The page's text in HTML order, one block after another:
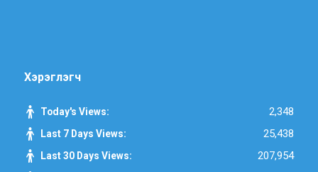
Хэрэглэгч
Today's Views: 2,348
Last 7 Days Views: 25,438
Last 30 Days Views: 207,954